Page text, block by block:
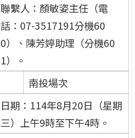
聯繫人：顏敏姿主任（電
話：07-3517191分機60
0）、陳芳婷助理（分機60
1）。
南投場次
日期：114年8月20日（星期
三）上午9時至下午4時。